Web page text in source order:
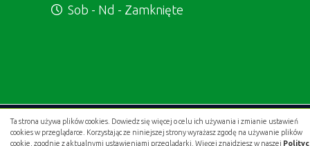
Ta strona używa plików cookies. Dowiedz się więcej o celu ich używania i zmianie ustawień
cookies w przeglądarce. Korzystając ze niniejszej strony wyrażasz zgodę na używanie plików
cookie, zgodnie z aktualnymi ustawieniami przeglądarki. Więcej znajdziesz w naszej
Sob - Nd - Zamknięte
Projekt i wykonanie:.gold studio digital